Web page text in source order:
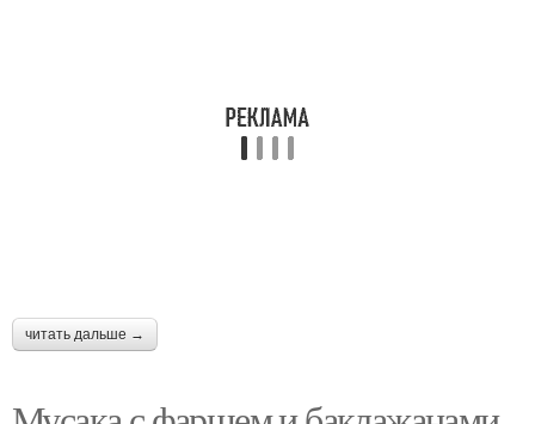
читать дальше →